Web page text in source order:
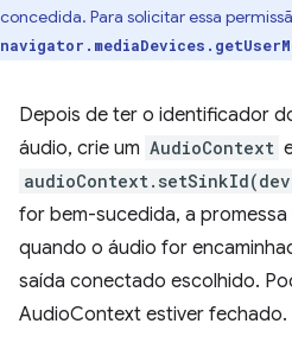
concedida. Para solicitar essa
Depois de ter o identificador
áudio, crie um AudioContext
for bem-sucedida, a
quando o áudio for
saída conectado escolhido.
AudioContext estiver fechado.